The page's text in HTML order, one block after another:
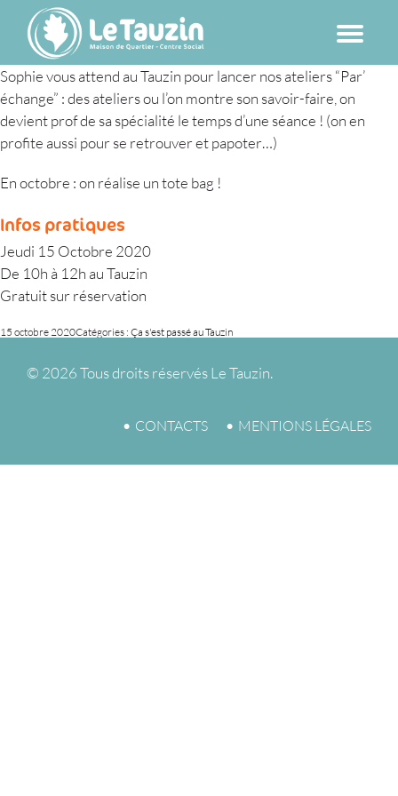
Passer
contenu
Sophie vous attend au Tauzin pour lancer nos ateliers “Par’
échange” : des ateliers ou l’on montre son savoir-faire, on
devient prof de sa spécialité le temps d’une séance ! (on en
profite aussi pour se retrouver et papoter…)
En octobre : on réalise un tote bag !
Infos pratiques
Jeudi 15 Octobre 2020
De 10h à 12h au Tauzin
Gratuit sur réservation
15 octobre 2020Catégories : Ça s'est passé au Tauzin
© 2026 Tous droits réservés Le Tauzin.
CONTACTS MENTIONS LÉGALES